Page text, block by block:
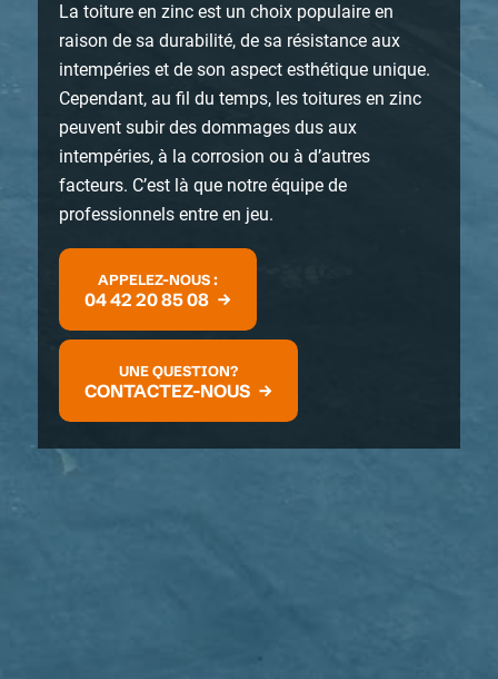
La toiture en zinc est un choix populaire en
raison de sa durabilité, de sa résistance aux
intempéries et de son aspect esthétique unique.
Cependant, au fil du temps, les toitures en zinc
peuvent subir des dommages dus aux
intempéries, à la corrosion ou à d’autres
facteurs. C’est là que notre équipe de
professionnels entre en jeu.
APPELEZ-NOUS :
04 42 20 85 08
UNE QUESTION?
CONTACTEZ-NOUS